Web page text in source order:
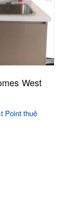
West
Point thuê